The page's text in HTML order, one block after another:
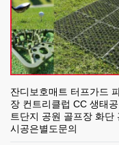
잔디보호매트 터프가드
장 컨트리클럽 CC 생태
트단지 공원 골프장 화단
시공은별도문의